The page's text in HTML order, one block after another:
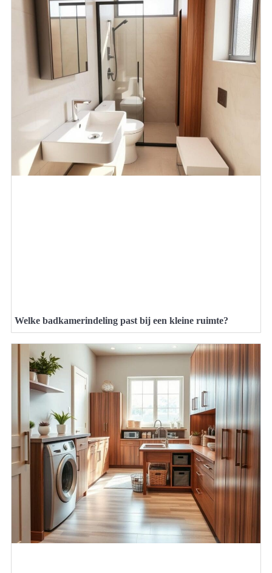
Welke badkamerindeling past bij een kleine ruimte?